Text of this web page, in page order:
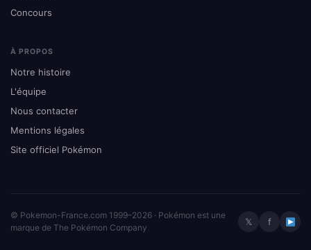
Concours
À PROPOS
Notre histoire
L'équipe
Nous contacter
Mentions légales
Site officiel Pokémon
© Pokemon-France.com 1999–2026 · Pokémon est une
marque de The Pokémon Company
𝕏 f